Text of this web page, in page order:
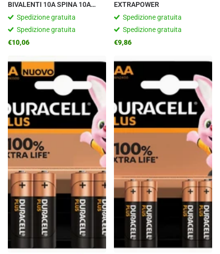
BIVALENTI 10A SPINA 10A
COLORE BIANCO
Spedizione gratuita
Spedizione gratuita
€10,06
EXTRAPOWER
Spedizione gratuita
Spedizione gratuita
€9,86